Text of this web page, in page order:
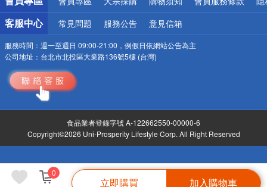
0
立即購買 加入購物車
客服中心 常見問題 服務公告 意見信箱
服務時間： 週一至週日 09:00-21:00，例假日依網站公告為主
公司地址： 台北市北投區大業路136號5樓 (台灣)
食品業者登錄字號 A-122662550-00000-6
Copyright©2026 Uni-Prosperity Lifestyle Corp. All Right Reserved